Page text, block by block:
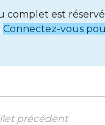
complet est
Connectez-vous
précédent